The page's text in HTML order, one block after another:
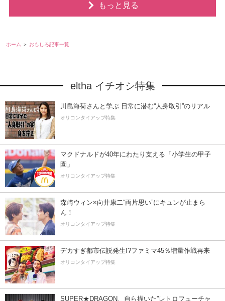
もっと見る
ホーム おもしろ記事一覧
eltha イチオシ特集
川島海荷さんと学ぶ 日常に潜む“人身取引”のリアル
オリコンタイアップ特集
マクドナルドが40年にわたり支える「小学生の甲子
園」
オリコンタイアップ特集
森崎ウィン×向井康二“両片思い”にキュンが止まら
ん！
オリコンタイアップ特集
デカすぎ都市伝説発生!?ファミマ45％増量作戦再来
オリコンタイアップ特集
SUPER★DRAGON、自ら描いた”レトロフューチャ